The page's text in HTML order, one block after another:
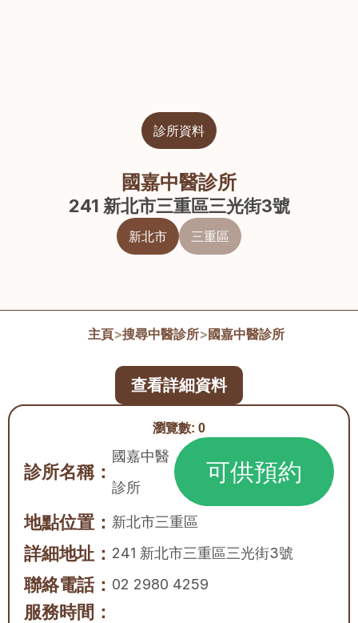
診所資料
國嘉中醫診所
241 新北市三重區三光街3號
新北市 三重區
主頁>搜尋中醫診所> 國嘉中醫診所
瀏覽數: 0
診所名稱：
國嘉中醫
診所
可供預約
地點位置： 新北市三重區
詳細地址： 241 新北市三重區三光街3號
聯絡電話： 02 2980 4259
服務時間：
查看詳細資料